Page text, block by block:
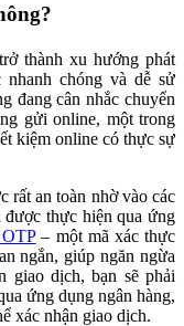
thành xu hướng phát
chóng và dễ sử
đang cân nhắc chuyển
gửi online, một trong
kiệm online có thực sự
rất an toàn nhờ vào các
được thực hiện qua ứng
– một mã xác thực
ngắn, giúp ngăn ngừa
giao dịch, bạn sẽ phải
ứng dụng ngân hàng,
xác nhận giao dịch.